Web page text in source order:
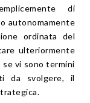
di
autonomamente
ordinata del
ulteriormente
se vi sono termini
da svolgere, il